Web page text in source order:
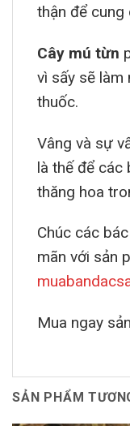
thận để
Cây mú từn
vì sấy sẽ làm
thuốc.
Vâng và sự
là thế để các
thăng hoa
Chúc các
mãn với sản
Mua ngay
SẢN PHẨM